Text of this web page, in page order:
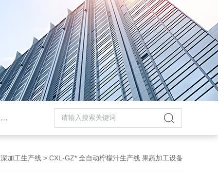
加工生产线 > CXL-GZ* 全自动柠檬汁生产线 果蔬加工设备